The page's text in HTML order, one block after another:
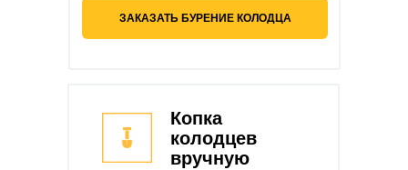
ЗАКАЗАТЬ БУРЕНИЕ КОЛОДЦА
Копка
колодцев
вручную